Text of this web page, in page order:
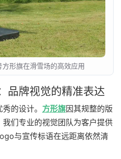
形旗在滑雪场的高效应用
品牌视觉的精准表达
的设计。 方形旗因其规整的版
们专业的视觉团队为客户提供
与宣传标语在远距离依然清